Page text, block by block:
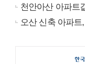
천안아산 아파트
오산 신축 아파트